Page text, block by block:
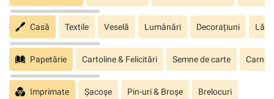
Casă Textile Veselă Lumânări Decorațiuni
Papetărie Cartoline & Felicitări Semne de carte
Imprimate Șacoșe Pin-uri & Broșe Brelocuri